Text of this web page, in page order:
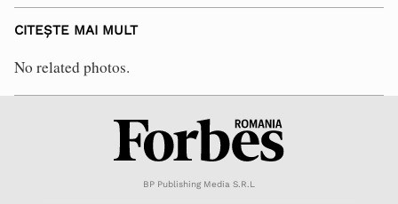
CITEȘTE MAI MULT
No related photos.
BP Publishing Media S.R.L